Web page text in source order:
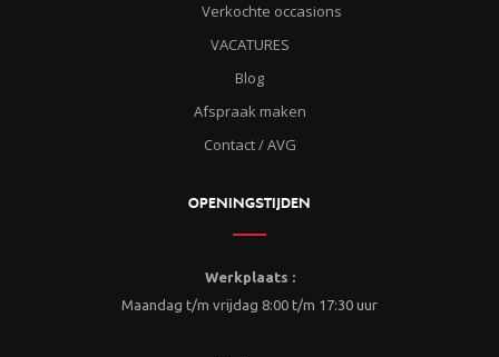
Verkochte occasions
VACATURES
Blog
Afspraak maken
Contact / AVG
OPENINGSTIJDEN
Werkplaats :
Maandag t/m vrijdag 8:00 t/m 17:30 uur